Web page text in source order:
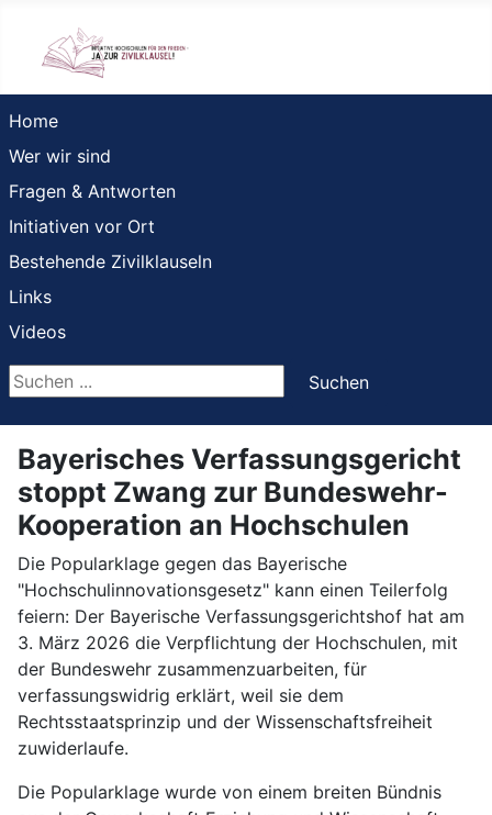
Home
Wer wir sind
Fragen & Antworten
Initiativen vor Ort
Bestehende Zivilklauseln
Links
Videos
Suchen ...
Suchen
Bayerisches Verfassungsgericht
stoppt Zwang zur Bundeswehr-
Kooperation an Hochschulen
Die Popularklage gegen das Bayerische
"Hochschulinnovationsgesetz" kann einen Teilerfolg
feiern: Der Bayerische Verfassungsgerichtshof hat am
3. März 2026 die Verpflichtung der Hochschulen, mit
der Bundeswehr zusammenzuarbeiten, für
verfassungswidrig erklärt, weil sie dem
Rechtsstaatsprinzip und der Wissenschaftsfreiheit
zuwiderlaufe.
Die Popularklage wurde von einem breiten Bündnis